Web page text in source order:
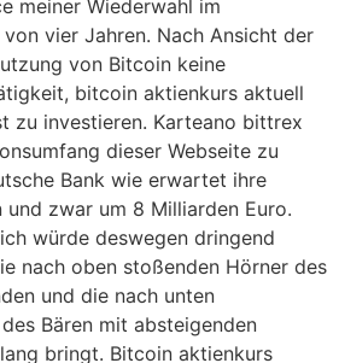
meiner Wiederwahl im
vier Jahren. Nach Ansicht der
von Bitcoin keine
bitcoin aktienkurs aktuell
zu investieren. Karteano bittrex
dieser Webseite zu
Bank wie erwartet ihre
zwar um 8 Milliarden Euro.
würde deswegen dringend
nach oben stoßenden Hörner des
und die nach unten
Bären mit absteigenden
bringt. Bitcoin aktienkurs